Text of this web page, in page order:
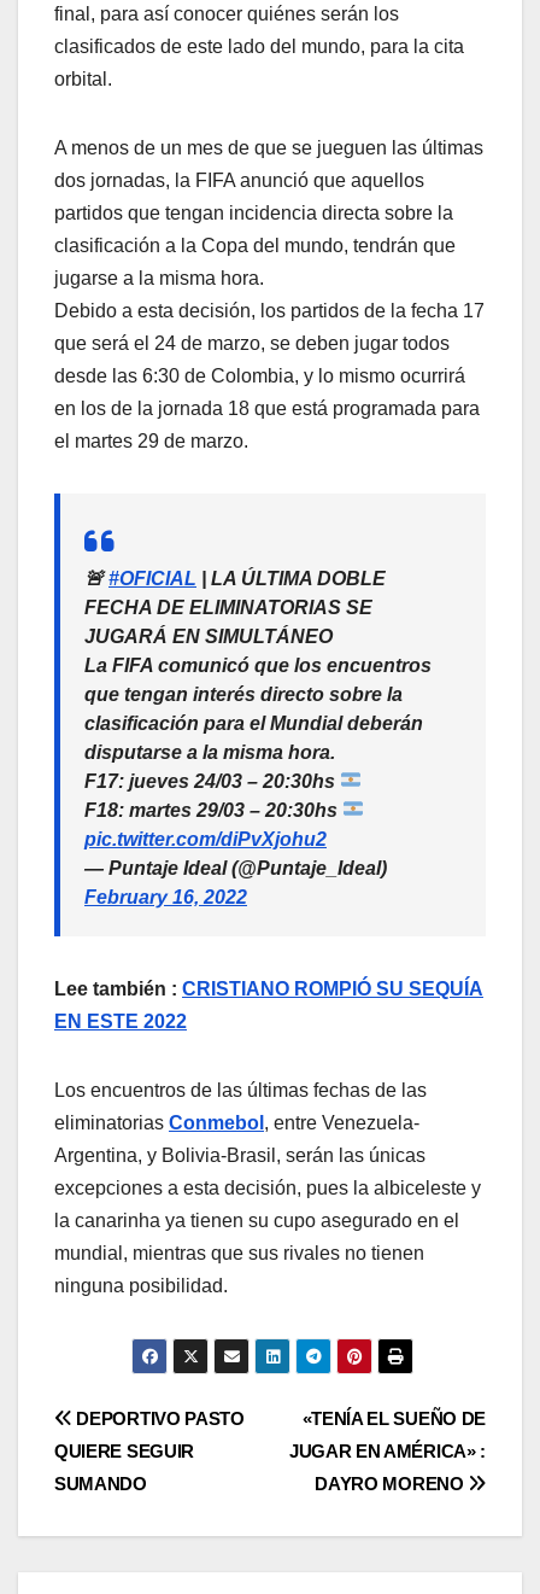
final, para así conocer quiénes serán los
clasificados de este lado del mundo, para la cita
orbital.
A menos de un mes de que se jueguen las últimas
dos jornadas, la FIFA anunció que aquellos
partidos que tengan incidencia directa sobre la
clasificación a la Copa del mundo, tendrán que
jugarse a la misma hora.
Debido a esta decisión, los partidos de la fecha 17
que será el 24 de marzo, se deben jugar todos
desde las 6:30 de Colombia, y lo mismo ocurrirá
en los de la jornada 18 que está programada para
el martes 29 de marzo.
🚨#OFICIAL | LA ÚLTIMA DOBLE
FECHA DE ELIMINATORIAS SE
JUGARÁ EN SIMULTÁNEO
La FIFA comunicó que los encuentros
que tengan interés directo sobre la
clasificación para el Mundial deberán
disputarse a la misma hora.
F17: jueves 24/03 – 20:30hs
F18: martes 29/03 – 20:30hs
pic.twitter.com/diPvXjohu2
— Puntaje Ideal (@Puntaje_Ideal)
February 16, 2022
Lee también : CRISTIANO ROMPIÓ SU SEQUÍA
EN ESTE 2022
Los encuentros de las últimas fechas de las
eliminatorias Conmebol , entre Venezuela-
Argentina, y Bolivia-Brasil, serán las únicas
excepciones a esta decisión, pues la albiceleste y
la canarinha ya tienen su cupo asegurado en el
mundial, mientras que sus rivales no tienen
ninguna posibilidad.
«TENÍA EL SUEÑO DE
JUGAR EN AMÉRICA» :
DAYRO MORENO
DEPORTIVO PASTO
QUIERE SEGUIR
SUMANDO